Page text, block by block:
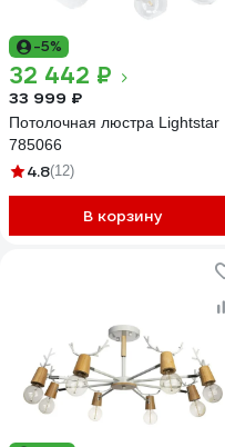
-5%
32 442 ₽
33 999 ₽
Потолочная люстра Lightstar
785066
4.8(12)
В корзину